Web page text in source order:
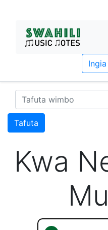
Tafuta
Kwa